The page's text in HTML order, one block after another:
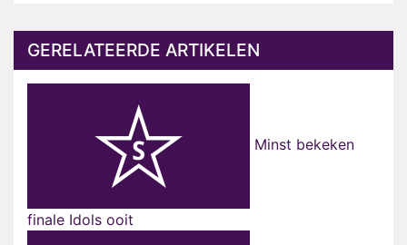
GERELATEERDE ARTIKELEN
Minst bekeken
finale Idols ooit